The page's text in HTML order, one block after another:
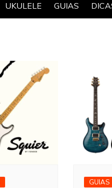
UKULELE GUIAS
GUIAS